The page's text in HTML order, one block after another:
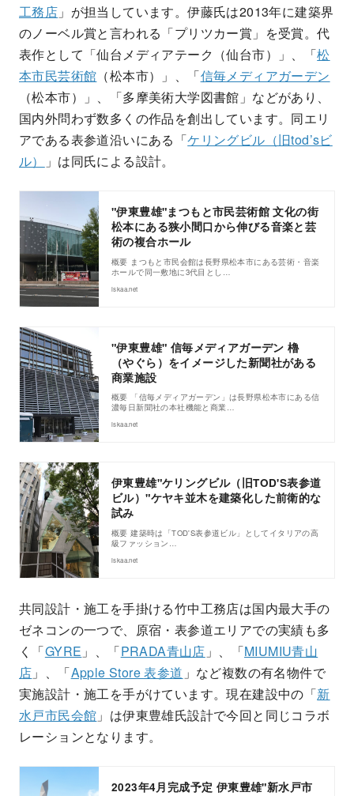
工務店 」が担当しています。伊藤氏は2013年に建築界
のノーベル賞と言われる「プリツカー賞」を受賞。代
表作として「仙台メディアテーク（仙台市）」、「松
本市民芸術館 （松本市）」、「信毎メディアガーデン
（松本市）」、「多摩美術大学図書館」などがあり、
国内外問わず数多くの作品を創出しています。同エリ
アである表参道沿いにある「ケリングビル（旧tod’sビ
ル）
」は同氏による設計。
"伊東豊雄"まつもと市民芸術館 文化の街
松本にある狭小間口から伸びる音楽と芸
術の複合ホール
概要 まつもと市民会館は長野県松本市にある芸術・音楽
ホールで同一敷地に3代目とし…
iskaa.net
"伊東豊雄" 信毎メディアガーデン 櫓
（やぐら）をイメージした新聞社がある
商業施設
概要 「信毎メディアガーデン」は長野県松本市にある信
濃毎日新聞社の本社機能と商業…
iskaa.net
伊東豊雄"ケリングビル（旧TOD'S表参道
ビル）"ケヤキ並木を建築化した前衛的な
試み
概要 建築時は「TOD'S表参道ビル」としてイタリアの高
級ファッション…
iskaa.net
共同設計・施工を手掛ける竹中工務店は国内最大手の
ゼネコンの一つで、原宿・表参道エリアでの実績も多
く「GYRE 」、「PRADA青山店 」、「MIUMIU青山
店 」、「Apple Store 表参道 」など複数の有名物件で
実施設計・施工を手がけています。現在建設中の「新
水戸市民会館 」は伊東豊雄氏設計で今回と同じコラボ
レーションとなります。
2023年4月完成予定 伊東豊雄"新水戸市